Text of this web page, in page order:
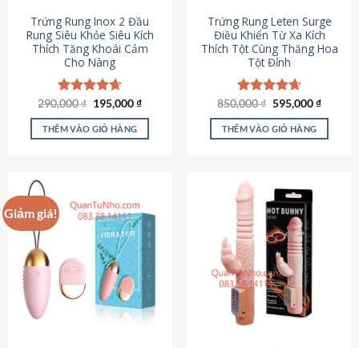
Trứng Rung Inox 2 Đầu
Rung Siêu Khỏe Siêu Kích
Thích Tăng Khoái Cảm
Cho Nàng
Được xếp
hạng4.64
5 sao
290,000₫ Giá
là:
290,000 ₫.
195,000₫Giá
tại
THÊM VÀO GIỎ HÀNG
Trứng Rung Leten Surge
Điều Khiển Từ Xa Kích
Thích Tột Cùng Thăng Hoa
Tột Đỉnh
Được xếp
hạng4.69
5 sao
850,000₫ Giá
là:
850,000 ₫.
595,000₫Giá
tại
THÊM VÀO GIỎ HÀNG
Giảm giá!